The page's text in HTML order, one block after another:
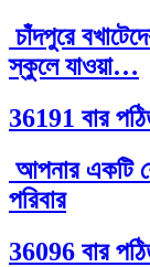
চাঁদপুরে
স্কুলে যাওয়া…
36191 বার
আপনার একটি
পরিবার
36096 বার